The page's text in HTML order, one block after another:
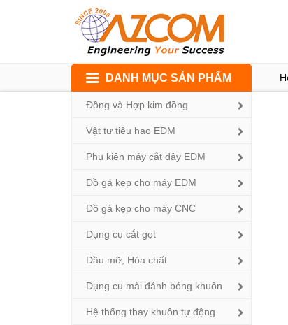
content
DANH MỤC SẢN PHẨM
Đồng và Hợp kim đồng
Vật tư tiêu hao EDM
Phụ kiện máy cắt dây EDM
Đồ gá kẹp cho máy EDM
Đồ gá kẹp cho máy CNC
Dụng cụ cắt gọt
Dầu mỡ, Hóa chất
Dụng cụ mài đánh bóng khuôn
Hệ thống thay khuôn tự động